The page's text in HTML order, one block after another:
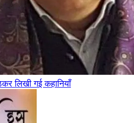
लिखी गई कहानियाँ